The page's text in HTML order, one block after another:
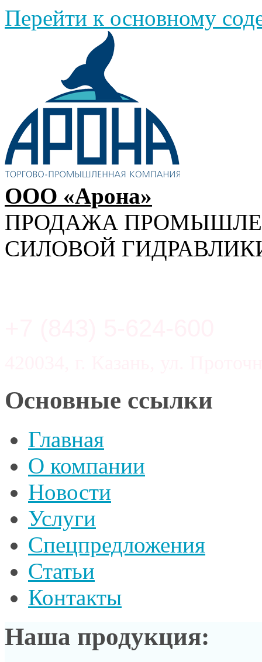
Перейти к основному
ООО «Арона»
ПРОДАЖА
СИЛОВОЙ
Основные ссылки
Главная
О компании
Новости
Услуги
Спецпредложения
Статьи
Контакты
Наша продукция: